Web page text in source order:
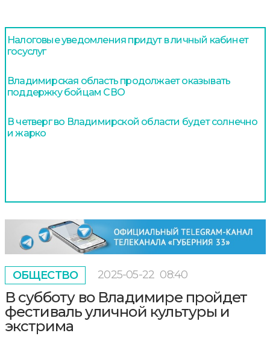
Налоговые уведомления придут в личный кабинет
госуслуг
Владимирская область продолжает оказывать
поддержку бойцам СВО
В четверг во Владимирской области будет солнечно
и жарко
ОБЩЕСТВО 2025-05-22 08:40
В субботу во Владимире пройдет
фестиваль уличной культуры и
экстрима